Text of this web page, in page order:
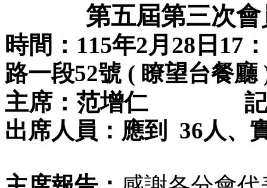
第五屆第三次
時間 ： 115年2月28日17 ：
路一段52號 ( 瞭望台餐廳
主席 ：范增仁
出席人員：應到  36人、